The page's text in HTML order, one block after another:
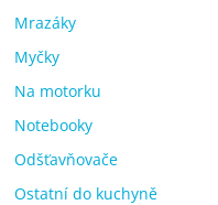
Mrazáky
Myčky
Na motorku
Notebooky
Odšťavňovače
Ostatní do kuchyně